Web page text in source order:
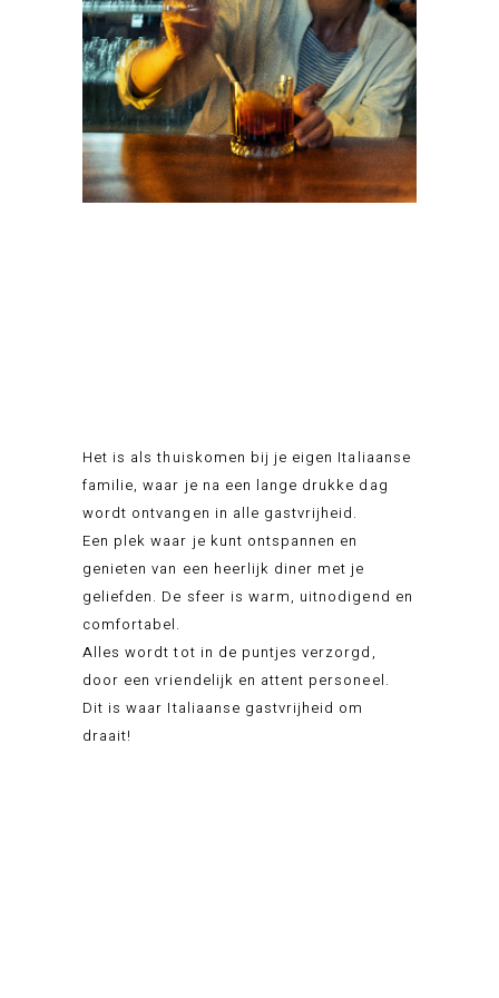
Het is als thuiskomen bij je eigen Italiaanse
familie, waar je na een lange drukke dag
wordt ontvangen in alle gastvrijheid.
Een plek waar je kunt ontspannen en
genieten van een heerlijk diner met je
geliefden. De sfeer is warm, uitnodigend en
comfortabel.
Alles wordt tot in de puntjes verzorgd,
door een vriendelijk en attent personeel.
Dit is waar Italiaanse gastvrijheid om
draait!